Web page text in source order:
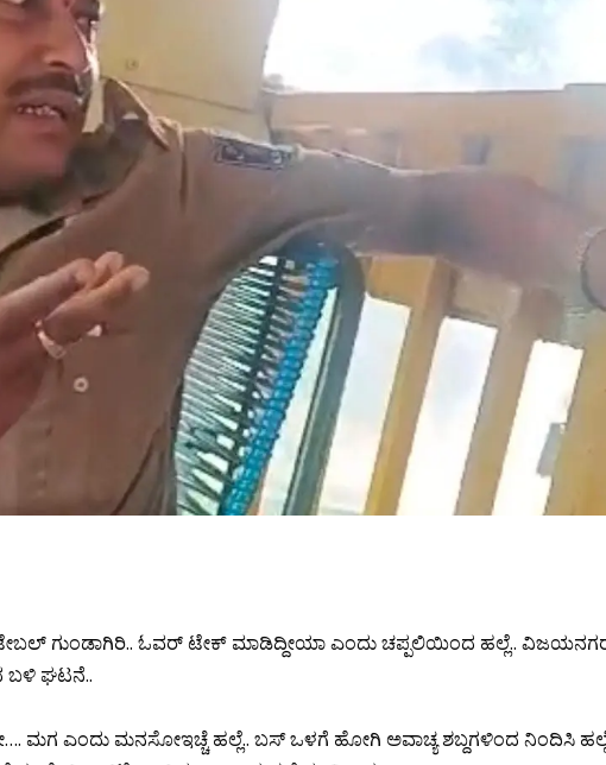
ಗುಂಡಾಗಿರಿ.. ಓವರ್ ಟೇಕ್ ಮಾಡಿದ್ದೀಯಾ ಎಂದು ಚಪ್ಪಲಿಯಿಂದ ಹಲ್ಲೆ..
ಬಳಿ ಘಟನೆ..
ಮಗ ಎಂದು ಮನಸೋಇಚ್ಚೆ ಹಲ್ಲೆ.. ಬಸ್ ಒಳಗೆ ಹೋಗಿ ಅವಾಚ್ಯ ಶಬ್ದಗಳಿಂದ ನಿಂದಿಸಿ